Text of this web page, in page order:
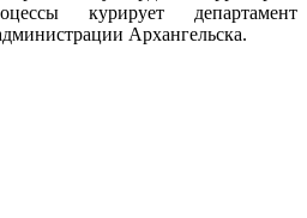
курирует департамент
Архангельска.